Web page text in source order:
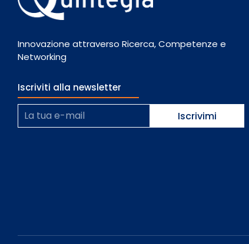
Innovazione attraverso Ricerca, Competenze e
Networking
Iscriviti alla newsletter